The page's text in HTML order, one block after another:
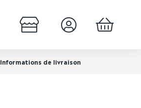
Informations de livraison